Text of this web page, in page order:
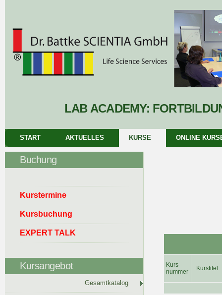
LAB ACADEMY:
START AKTUELLES KURSE ONLINE
Kurs-
nummer
Kurstitel
Buchung
Kurstermine
Kursbuchung
EXPERT TALK
Kursangebot
Gesamtkatalog